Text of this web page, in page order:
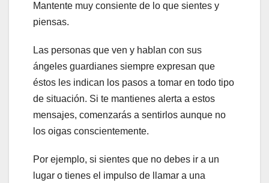
Mantente muy consiente de lo que sientes y
piensas.
Las personas que ven y hablan con sus
ángeles guardianes siempre expresan que
éstos les indican los pasos a tomar en todo tipo
de situación. Si te mantienes alerta a estos
mensajes, comenzarás a sentirlos aunque no
los oigas conscientemente.
Por ejemplo, si sientes que no debes ir a un
lugar o tienes el impulso de llamar a una